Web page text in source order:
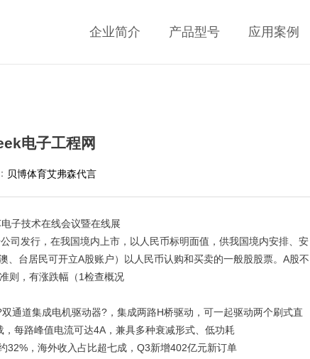
企业简介 产品型号 应用案例
电子工程网
贝博体育艾弗森代言
子技术在线会议暨在线展
发行，在我国境内上市，以人民币标明面值，供我国境内安排、安
、台居民可开立A股账户）以人民币认购和买卖的一般股股票。A股不
则，有涨跌幅（1检查概况
道集成电机驱动器?，集成两路H桥驱动，可一起驱动两个刷式直
每路峰值电流可达4A，兼具多种衰减形式、低功耗
，海外收入占比超七成，Q3新增402亿元新订单